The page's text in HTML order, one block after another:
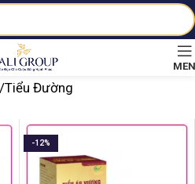
Tiểu Đường
-12%